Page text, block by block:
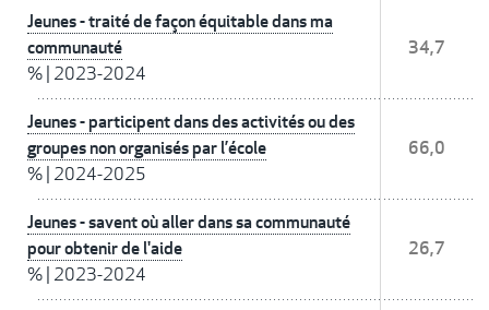
Jeunes - traité de façon équitable dans ma
communauté
% 2023-2024
34,7
Jeunes - participent dans des activités ou des
groupes non organisés par l’école
% 2024-2025
66,0
Jeunes - savent où aller dans sa communauté
pour obtenir de l'aide
% 2023-2024
26,7